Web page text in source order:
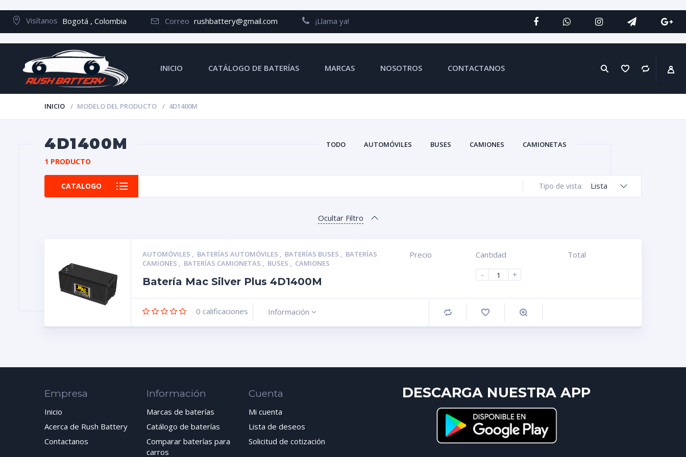
Visítanos Bogotá , Colombia Correo rushbattery@gmail.com ¡Llama ya!
INICIO CATÁLOGO DE BATERÍAS MARCAS NOSOTROS CONTACTANOS
INICIO MODELO DEL PRODUCTO 4D1400M
4D1400M TODO AUTOMÓVILES BUSES CAMIONES CAMIONETAS
1 PRODUCTO
CATALOGO Tipo de vista: Lista
Ocultar Filtro
AUTOMÓVILES , BATERÍAS AUTOMÓVILES , BATERÍAS BUSES , BATERÍAS
CAMIONES , BATERÍAS CAMIONETAS , BUSES , CAMIONES
Batería Mac Silver Plus 4D1400M
Precio
Cantidad
-
+
Total
0 calificaciones Información Comprar
Empresa
Inicio
Acerca de Rush Battery
Contactanos
Información
Marcas de baterías
Catálogo de baterías
Comparar baterías para
carros
Cuenta
Mi cuenta
Lista de deseos
Solicitud de cotización
DESCARGA NUESTRA APP